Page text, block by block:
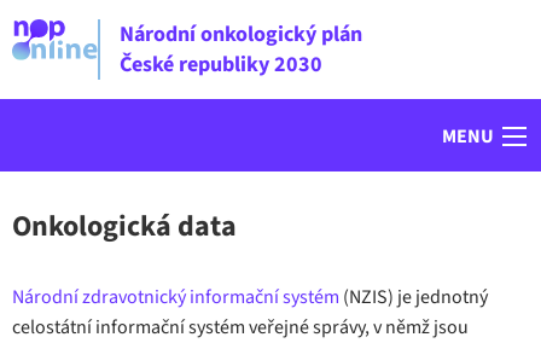
Národní onkologický plán
České republiky 2030
MENU
Onkologická data
Národní zdravotnický informační systém (NZIS) je jednotný
celostátní informační systém veřejné správy, v němž jsou